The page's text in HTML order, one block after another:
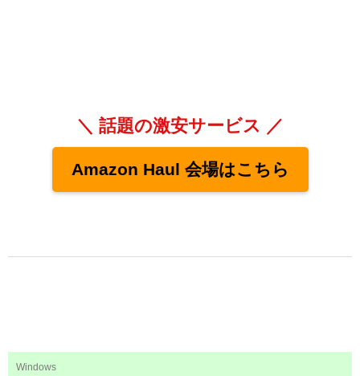
＼ 話題の激安サービス ／
Amazon Haul 会場はこちら
Windows